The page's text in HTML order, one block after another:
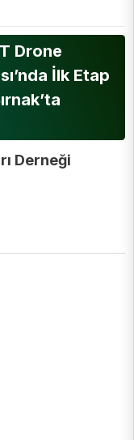
Drone
İlk Etap
Derneği